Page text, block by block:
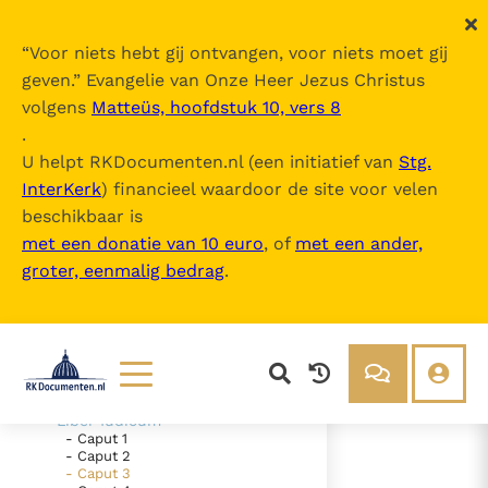
“Voor niets hebt gij ontvangen, voor niets moet gij
geven.” Evangelie van Onze Heer Jezus Christus
volgens Matteüs, hoofdstuk 10, vers 8
.
U helpt RKDocumenten.nl (een initiatief van Stg.
InterKerk) financieel waardoor de site voor velen
beschikbaar is
met een donatie van 10 euro, of met een ander,
groter, eenmalig bedrag.
Lezen
Documenten
Over ons
Nova Vulgata
Inhoudsopgave
uitklappen
- Vetus Testamentum
- Liber Exodus
- Liber Numeri
- Liber Deuteronomii
- Liber Iudicum
- Caput 1
- Caput 2
- Caput 3
- Caput 3